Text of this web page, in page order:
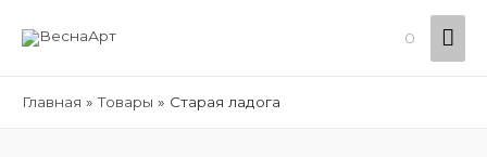
0
Главная Товары Старая ладога